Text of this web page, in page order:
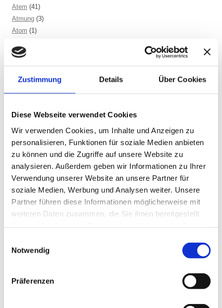
Zustimmung Details Über Cookies
Diese Webseite verwendet Cookies
Wir verwenden Cookies, um Inhalte und Anzeigen zu
personalisieren, Funktionen für soziale Medien anbieten
zu können und die Zugriffe auf unsere Website zu
analysieren. Außerdem geben wir Informationen zu Ihrer
Verwendung unserer Website an unsere Partner für
soziale Medien, Werbung und Analysen weiter. Unsere
Partner führen diese Informationen möglicherweise mit
weiteren Daten zusammen, die Sie ihnen bereitgestellt
Notwendig
Präferenzen
Atem (41)
Atmung (3)
Atom (1)
Aura(2)
Autonomes Nervensystem(2)
Ayurveda(6)
Beinpflege(1)
Chinesisches Horoskop
Darm(2)